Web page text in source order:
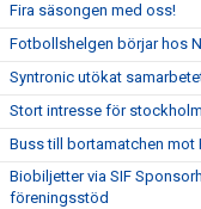
Fira säsongen med oss!
Fotbollshelgen börjar hos
Syntronic utökat
Stort intresse för
Buss till bortamatchen mot
Biobiljetter via SIF
föreningsstöd